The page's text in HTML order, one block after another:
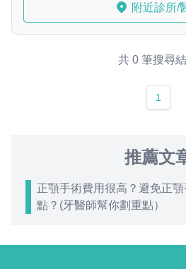
附近診所/
共 0 筆搜尋
1
推薦文
正顎手術費用很高？避免正
點？(牙醫師幫你劃重點）